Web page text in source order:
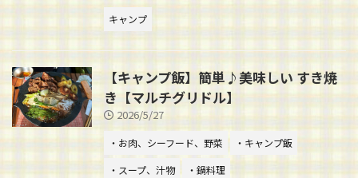
キャンプ
【キャンプ飯】簡単♪美味しい すき焼
き【マルチグリドル】
2026/5/27
・お肉、シーフード、野菜
・キャンプ飯
・スープ、汁物
・鍋料理